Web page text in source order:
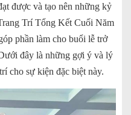
được và tạo nên những kỷ
Trí Tổng Kết Cuối Năm
phần làm cho buổi lễ trở
đây là những gợi ý và lý
cho sự kiện đặc biệt này.